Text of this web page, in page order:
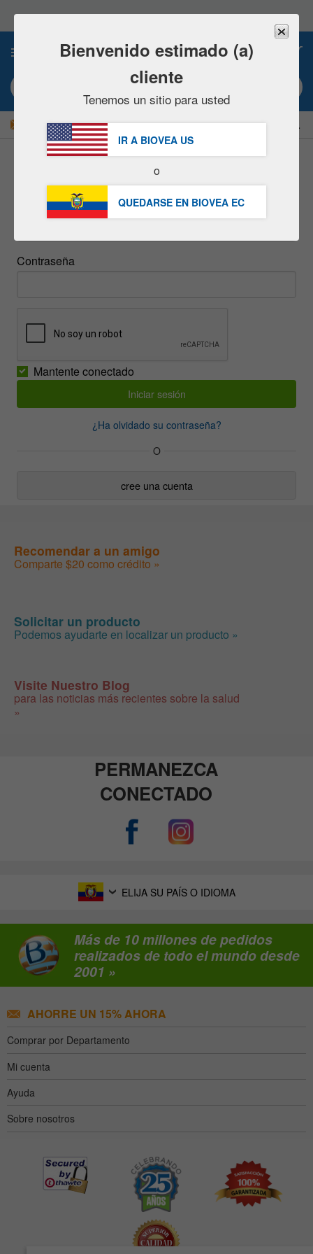
este
sitio
incluye
sistema
de Búsqueda por palabra clave o nº artículo
¡AHORRE UN 15 % AHORA! | GRATUITAEntrega $49,00 »
Contraseña
Mantente conectado
¿Ha olvidado su contraseña?
O
cree una cuenta
Recomendar a un amigo
Comparte $20 como crédito »
Solicitar un producto
Podemos ayudarte en localizar un producto »
Visite Nuestro Blog
para las noticias más recientes sobre la salud
»
PERMANEZCA
CONECTADO
ELIJA SU PAÍS O IDIOMA
Más de 10 millones de pedidos
realizados de todo el mundo desde
2001 »
AHORRE UN 15% AHORA
Comprar por Departamento
Mi cuenta
Ayuda
Sobre nosotros
Bienvenido estimado (a)
cliente
Tenemos un sitio para usted
IR A BIOVEA US
o
QUEDARSE EN BIOVEA EC